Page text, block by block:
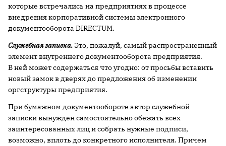
которые встречались на предприятиях в процессе
внедрения корпоративной системы электронного
документооборота DIRECTUM.
Служебная записка. Это, пожалуй, самый распространенный
элемент внутреннего документооборота предприятия.
В ней может содержаться что угодно: от просьбы вставить
новый замок в дверях до предложения об изменении
оргструктуры предприятия.
При бумажном документообороте автор служебной
записки вынужден самостоятельно обежать всех
заинтересованных лиц и собрать нужные подписи,
возможно, вплоть до конкретного исполнителя. Причем